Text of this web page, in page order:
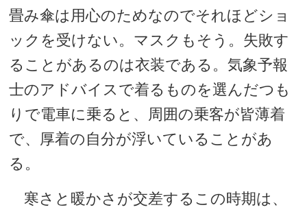
畳み傘は用心のためなのでそれほどショ
ックを受けない。マスクもそう。失敗す
ることがあるのは衣装である。気象予報
士のアドバイスで着るものを選んだつも
りで電車に乗ると、周囲の乗客が皆薄着
で、厚着の自分が浮いていることがあ
る。
寒さと暖かさが交差するこの時期は、